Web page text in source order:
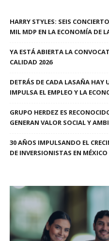
HARRY STYLES: SEIS
MIL MDP EN LA ECONOMÍA DE
YA ESTÁ ABIERTA LA
CALIDAD 2026
DETRÁS DE CADA LASAÑA HAY
IMPULSA EL EMPLEO Y LA
GRUPO HERDEZ ES
GENERAN VALOR SOCIAL Y
30 AÑOS IMPULSANDO EL
DE INVERSIONISTAS EN MÉXICO